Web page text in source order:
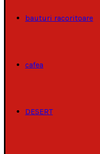
bauturi racoritoare
cafea
DESERT